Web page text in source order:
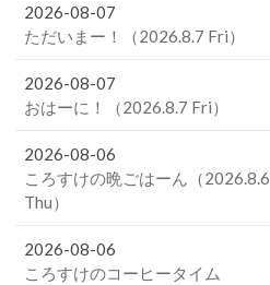
2026-08-07
ただいまー！（2026.8.7 Fri）
2026-08-07
おはーに！（2026.8.7 Fri）
2026-08-06
ころすけの晩ごはーん（2026.8.6
Thu）
2026-08-06
ころすけのコーヒータイム